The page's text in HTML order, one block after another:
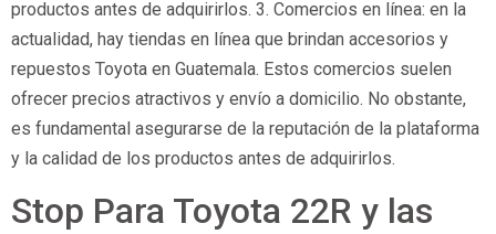
productos antes de adquirirlos. 3. Comercios en línea: en la
actualidad, hay tiendas en línea que brindan accesorios y
repuestos Toyota en Guatemala. Estos comercios suelen
ofrecer precios atractivos y envío a domicilio. No obstante,
es fundamental asegurarse de la reputación de la plataforma
y la calidad de los productos antes de adquirirlos.
Stop Para Toyota 22R y las